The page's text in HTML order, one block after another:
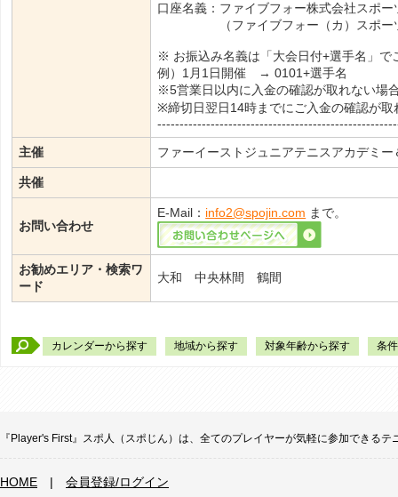
口座名義：ファイブフォー株式会社スポー
（ファイブフォー（カ）スポーツ
※ お振込み名義は「大会日付+選手名」で
例）1月1日開催 → 0101+選手名
※5営業日以内に入金の確認が取れない場
※締切日翌日14時までにご入金の確認が
主催
ファーイーストジュニアテニスアカデミ
共催
お問い合わせ
E-Mail： info2@spojin.com まで。
お勧めエリア・検索ワ
ード
大和 中央林間 鶴間
カレンダーから探す 地域から探す 対象年齢から探す 条
『Player's First』スポ人（スポじん）は、全てのプレイヤーが気軽に参加できる
HOME | 会員登録/ログイン